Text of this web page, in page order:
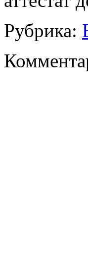
Рубрика: